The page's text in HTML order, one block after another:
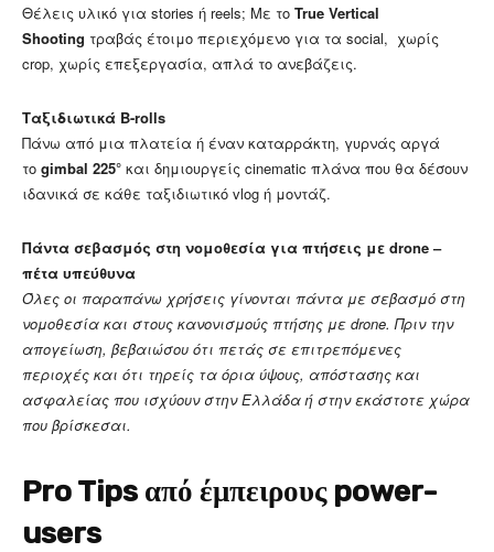
Θέλεις υλικό για stories ή reels; Με το True Vertical
Shooting τραβάς έτοιμο περιεχόμενο για τα social, χωρίς
crop, χωρίς επεξεργασία, απλά το ανεβάζεις.
Ταξιδιωτικά B-rolls
Πάνω από μια πλατεία ή έναν καταρράκτη, γυρνάς αργά
το gimbal 225° και δημιουργείς cinematic πλάνα που θα δέσουν
ιδανικά σε κάθε ταξιδιωτικό vlog ή μοντάζ.
Πάντα σεβασμός στη νομοθεσία για πτήσεις με drone –
πέτα υπεύθυνα
Όλες οι παραπάνω χρήσεις γίνονται πάντα με σεβασμό στη
νομοθεσία και στους κανονισμούς πτήσης με drone. Πριν την
απογείωση, βεβαιώσου ότι πετάς σε επιτρεπόμενες
περιοχές και ότι τηρείς τα όρια ύψους, απόστασης και
ασφαλείας που ισχύουν στην Ελλάδα ή στην εκάστοτε χώρα
που βρίσκεσαι.
Pro Tips από έμπειρους power-
users